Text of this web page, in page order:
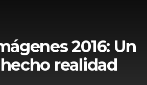
2016: Un
realidad